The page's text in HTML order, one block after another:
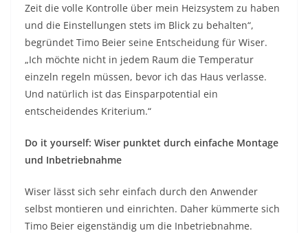
Zeit die volle Kontrolle über mein Heizsystem zu haben
und die Einstellungen stets im Blick zu behalten“,
begründet Timo Beier seine Entscheidung für Wiser.
„Ich möchte nicht in jedem Raum die Temperatur
einzeln regeln müssen, bevor ich das Haus verlasse.
Und natürlich ist das Einsparpotential ein
entscheidendes Kriterium.“
Do it yourself: Wiser punktet durch einfache Montage
und Inbetriebnahme
Wiser lässt sich sehr einfach durch den Anwender
selbst montieren und einrichten. Daher kümmerte sich
Timo Beier eigenständig um die Inbetriebnahme.